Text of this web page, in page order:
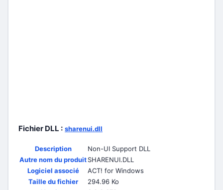
Fichier DLL : sharenui.dll
Description
Non-UI Support DLL
Autre nom du produitSHARENUI.DLL
Logiciel associé
ACT! for Windows
Taille du fichier
294.96 Ko